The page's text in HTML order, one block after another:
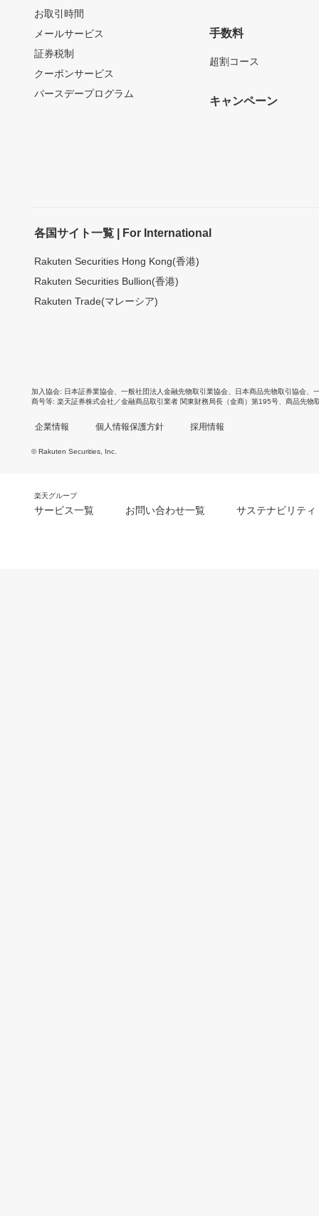
お取引時間
メールサービス
証券税制
クーポンサービス
バースデープログラム
手数料
超割コース
キャンペーン
各国サイト一覧 | For International
Rakuten Securities Hong Kong(香港)
Rakuten Securities Bullion(香港)
Rakuten Trade(マレーシア)
加入協会 日本証券業協会 一般社団法人金融先物取引業協会 日本商品先物取引協会
商号等 楽天証券株式会社／金融商品取引業者 関東財務局長（金商）第195号、商品先物
企業情報 個人情報保護方針 採用情報
© Rakuten Securities, Inc.
楽天グループ
サービス一覧 お問い合わせ一覧 サステナビリティ